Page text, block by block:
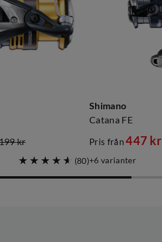
kr
(80)
Shimano
Catana FE
price
Pris från447 kr
price
6 varianter